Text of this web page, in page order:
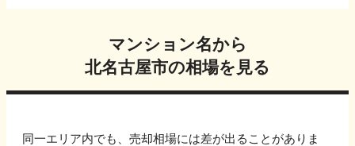
マンション名から
北名古屋市の相場を見る
同一エリア内でも、売却相場には差が出ることがありま